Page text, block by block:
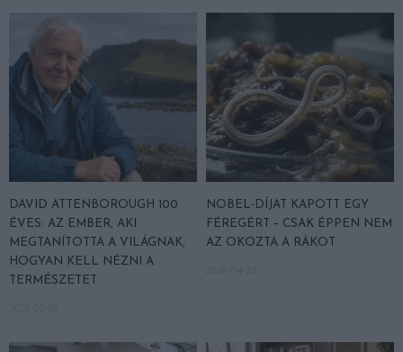
DAVID ATTENBOROUGH 100
ÉVES: AZ EMBER, AKI
MEGTANÍTOTTA A VILÁGNAK,
HOGYAN KELL NÉZNI A
TERMÉSZETET
NOBEL-DÍJAT KAPOTT EGY
FÉREGÉRT – CSAK ÉPPEN NEM
AZ OKOZTA A RÁKOT